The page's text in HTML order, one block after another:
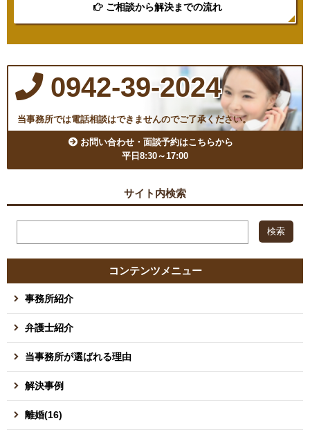
ご相談から解決までの流れ
0942-39-2024
当事務所では電話相談はできませんのでご了承ください。
お問い合わせ・面談予約はこちらから
平日8:30～17:00
サイト内検索
コンテンツメニュー
事務所紹介
弁護士紹介
当事務所が選ばれる理由
解決事例
離婚(16)